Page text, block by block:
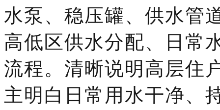
水泵、稳压罐、供水管
高低区供水分配、日常
流程。清晰说明高层住
主明白日常用水干净、